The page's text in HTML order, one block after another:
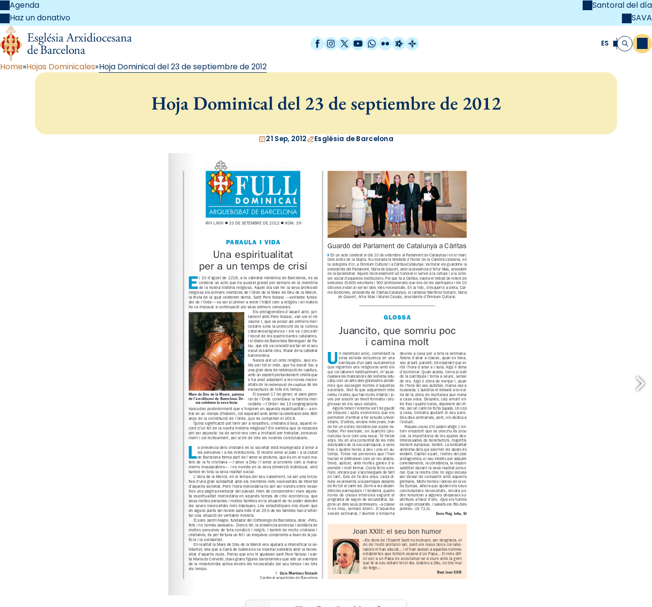
Agenda
Haz un donativo
Santoral del día
SAVA
Facebook
Instagram
X / Twitter
YouTube
WhatsApp
FlickrRadio Estel
Catalunya Cristiana ES Buscar
Home Hojas Dominicales Hoja Dominical del 23 de septiembre de 2012
Hoja Dominical del 23 de septiembre de 2012
21 Sep, 2012 Església de Barcelona